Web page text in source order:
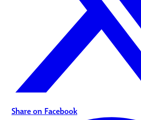
Share on Facebook